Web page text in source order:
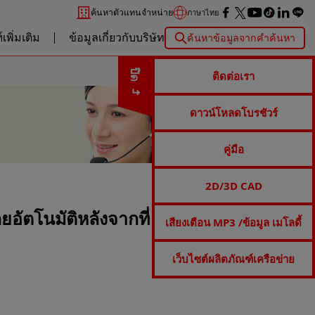
ค้นหาตัวแทนจำหน่าย ภาษาไทย
พิ่มเติม ข้อมูลเกี่ยวกับบริษัท ค้นหาข้อมูลจากคำค้นหา
ปิด ติดต่อเรา
ดาวน์โหลดโบรชัวร์
คู่มือ
2D/3D CAD
เสียงเตือน MP3 /ข้อมูล เมโลดี้
เว็บไซต์ผลิตภัณฑ์เครือข่าย
อัตโนมัติหลังจากที่